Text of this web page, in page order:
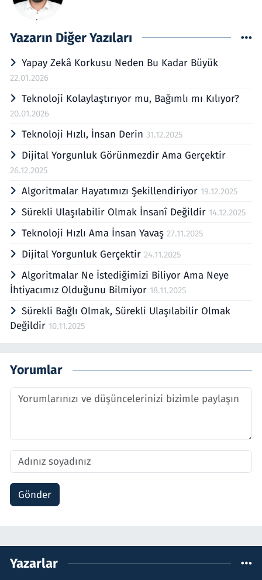
Yazarın Diğer Yazıları
Yapay Zekâ Korkusu Neden Bu Kadar Büyük
22.01.2026
Teknoloji Kolaylaştırıyor mu, Bağımlı mı Kılıyor?
20.01.2026
Teknoloji Hızlı, İnsan Derin 31.12.2025
Dijital Yorgunluk Görünmezdir Ama Gerçektir
26.12.2025
Algoritmalar Hayatımızı Şekillendiriyor 19.12.2025
Sürekli Ulaşılabilir Olmak İnsanî Değildir 14.12.2025
Teknoloji Hızlı Ama İnsan Yavaş 27.11.2025
Dijital Yorgunluk Gerçektir 24.11.2025
Algoritmalar Ne İstediğimizi Biliyor Ama Neye
İhtiyacımız Olduğunu Bilmiyor 18.11.2025
Sürekli Bağlı Olmak, Sürekli Ulaşılabilir Olmak
Değildir 10.11.2025
Yorumlar
Gönder
Yazarlar